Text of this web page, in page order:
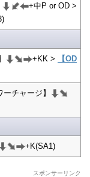
+中P or OD >
+KK >
【OD
チャージ】
+K(SA1)
スポンサーリンク